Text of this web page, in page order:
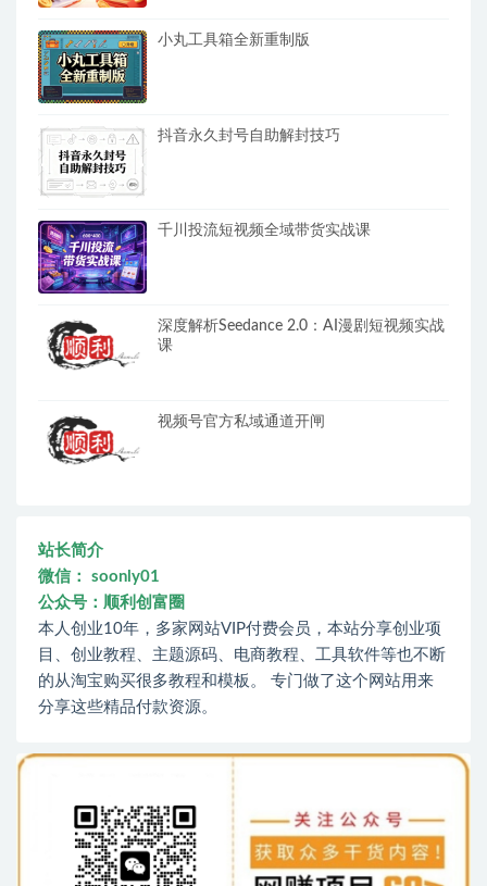
小丸工具箱全新重制版
抖音永久封号自助解封技巧
千川投流短视频全域带货实战课
深度解析Seedance 2.0：AI漫剧短视频实战
课
视频号官方私域通道开闸
站长简介
微信： soonly01
公众号：顺利创富圈
本人创业10年，多家网站VIP付费会员，本站分享创业项
目、创业教程、主题源码、电商教程、工具软件等也不断
的从淘宝购买很多教程和模板。 专门做了这个网站用来
分享这些精品付款资源。